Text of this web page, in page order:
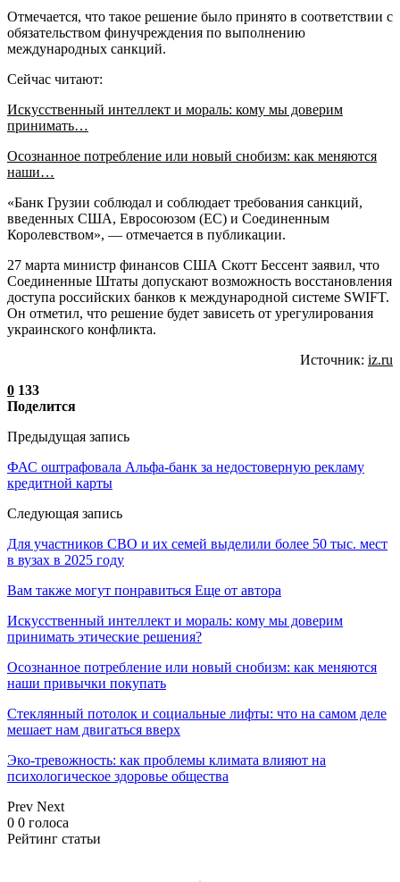
Отмечается, что такое решение было принято в соответствии с
обязательством финучреждения по выполнению
международных санкций.
Сейчас читают:
Искусственный интеллект и мораль: кому мы доверим
принимать…
Осознанное потребление или новый снобизм: как меняются
наши…
«Банк Грузии соблюдал и соблюдает требования санкций,
введенных США, Евросоюзом (ЕС) и Соединенным
Королевством», — отмечается в публикации.
27 марта министр финансов США Скотт Бессент заявил, что
Соединенные Штаты допускают возможность восстановления
доступа российских банков к международной системе SWIFT.
Он отметил, что решение будет зависеть от урегулирования
украинского конфликта.
Источник: iz.ru
0 133
Поделится
Предыдущая запись
ФАС оштрафовала Альфа-банк за недостоверную рекламу
кредитной карты
Следующая запись
Для участников СВО и их семей выделили более 50 тыс. мест
в вузах в 2025 году
Вам также могут понравиться Еще от автора
Искусственный интеллект и мораль: кому мы доверим
принимать этические решения?
Осознанное потребление или новый снобизм: как меняются
наши привычки покупать
Стеклянный потолок и социальные лифты: что на самом деле
мешает нам двигаться вверх
Эко-тревожность: как проблемы климата влияют на
психологическое здоровье общества
Prev Next
0 0 голоса
Рейтинг статьи